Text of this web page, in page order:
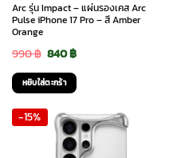
Arc รุ่น Impact – แผ่นรองเคส Arc
Pulse iPhone 17 Pro – สี Amber
Orange
990฿ Original
price
was:
990 ฿.
840฿Current
price
840 ฿.
หยิบใส่ตะกร้า
-15%